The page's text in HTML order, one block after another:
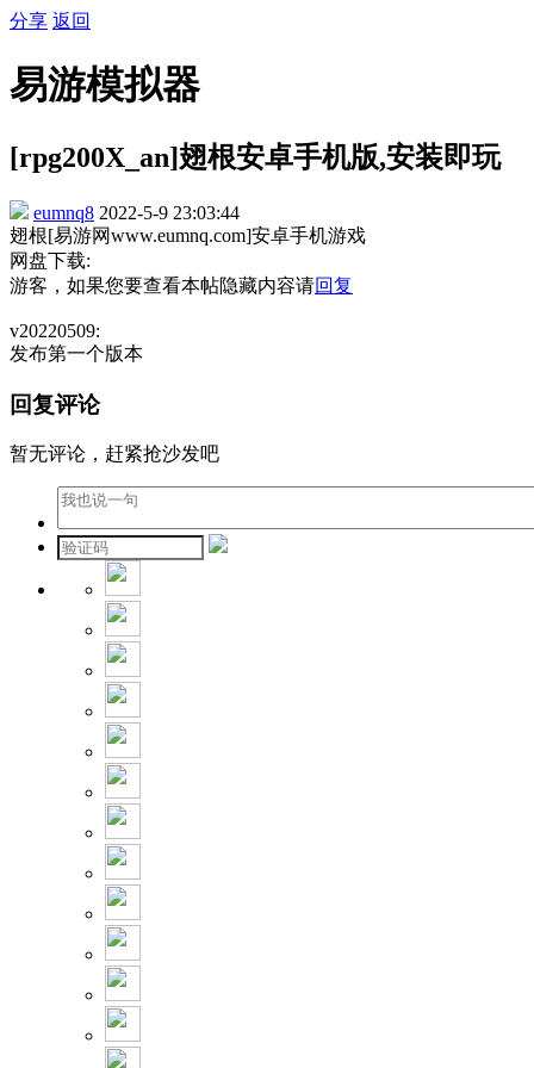
分享 返回
易游模拟器
[rpg200X_an]翅根安卓手机版,安装即玩
eumnq8 2022-5-9 23:03:44
翅根[易游网www.eumnq.com]安卓手机游戏
网盘下载:
游客，如果您要查看本帖隐藏内容请回复
v20220509:
发布第一个版本
回复评论
暂无评论，赶紧抢沙发吧